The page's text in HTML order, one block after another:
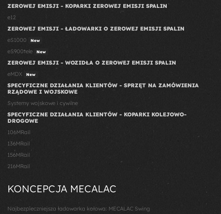
ZEROWEJ EMISJI - KOPARKI ZEROWEJ EMISJI SPALIN
e12
ZEROWEJ EMISJI - ŁADOWARKI O ZEROWEJ EMISJI SPALIN
eS1000
New
eS900tele New
ZEROWEJ EMISJI - WOZIDŁA O ZEROWEJ EMISJI SPALIN
eMDX
New
SPECYFICZNE DZIAŁANIA KLIENTÓW - SPRZĘT NA ZAMÓWIENIA
RZĄDOWE I WOJSKOWE
Systemy wojskowe i cywilne
SPECYFICZNE DZIAŁANIA KLIENTÓW - KOPARKI KOLEJOWO-
DROGOWE
106MRail
136MRail
156MRail
216MRail
KONCEPCJA MECALAC
Najbezpieczniejsza ładowarka kołowa: MECALAC Swing